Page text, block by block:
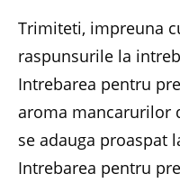
Trimiteti, impreuna
raspunsurile la
Intrebarea pentru
aroma mancarurilor
se adauga proaspat
Intrebarea pentru